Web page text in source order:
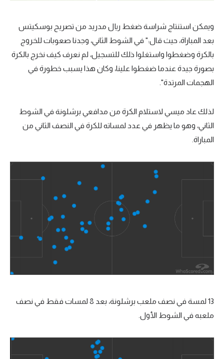
ويمكن استنتاج شراسة ضغط ريال مدريد من تصريح بوسكيتس
بعد المباراة، حيث قال:" في الشوط الثاني، وجدنا صعوبات للخروج
بالكرة وضغطوا واستغلوا ذلك للتسجيل، لم نعرف كيف نخرج بالكرة
بصورة جيدة عندما ضغطوا علينا، وكان هذا يسبب خطورة في
الهجمات المرتدة".
لذلك عاد ميسي لاستلام الكرة من مدافعي برشلونة في الشوط
الثاني، وهو ما يظهر في عدد لمساته للكرة في النصف الثاني من
المباراة.
13 لمسة في نصف ملعب برشلونة، بعد 8 لمسات فقط في نصف
ملعبه في الشوط الأول.